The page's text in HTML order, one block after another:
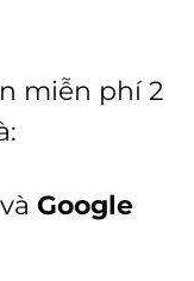
miễn phí 2
và Google